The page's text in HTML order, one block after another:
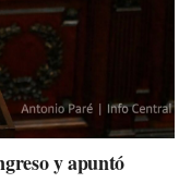
y apuntó